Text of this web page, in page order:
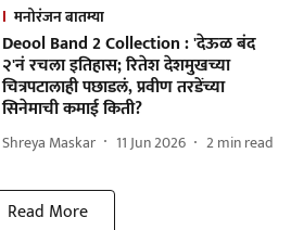
मनोरंजन बातम्या
Deool Band 2 Collection : 'देऊळ बंद
२'नं रचला इतिहास; रितेश देशमुखच्या
चित्रपटालाही पछाडलं, प्रवीण तरडेंच्या
सिनेमाची कमाई किती?
Shreya Maskar 11 Jun 2026 2min read
Read More